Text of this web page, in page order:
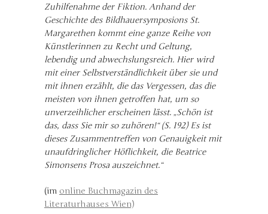
Zuhilfenahme der Fiktion. Anhand der
Geschichte des Bildhauersymposions St.
Margarethen kommt eine ganze Reihe von
Künstlerinnen zu Recht und Geltung,
lebendig und abwechslungsreich. Hier wird
mit einer Selbstverständlichkeit über sie und
mit ihnen erzählt, die das Vergessen, das die
meisten von ihnen getroffen hat, um so
unverzeihlicher erscheinen lässt. „Schön ist
das, dass Sie mir so zuhören!“ (S. 192) Es ist
dieses Zusammentreffen von Genauigkeit mit
unaufdringlicher Höflichkeit, die Beatrice
Simonsens Prosa auszeichnet.“
(im online Buchmagazin des
Literaturhauses Wien)